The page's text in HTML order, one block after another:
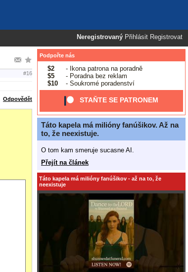
Neregistrovaný Přihlásit Registrovat
#16
Odpovědět
Podpořte nás
$2
- Ikona patrona na poradně
$5
- Poradna bez reklam
$10
- Soukromé poradenství
STAŇTE SE PATRONEM
Táto kapela má milióny fanúšikov. Až na
to, že neexistuje.
O tom kam smeruje sucasne AI.
Přejít na článek
Táto kapela má milióny fanúšikov - až na to, že
neexistuje